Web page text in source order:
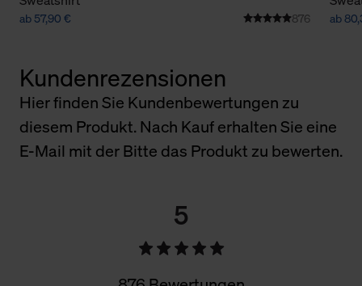
ab 57,90 € 876 ab
Kundenrezensionen
Hier finden Sie Kundenbewertungen zu
diesem Produkt. Nach Kauf erhalten Sie eine
E-Mail mit der Bitte das Produkt zu bewerten.
5